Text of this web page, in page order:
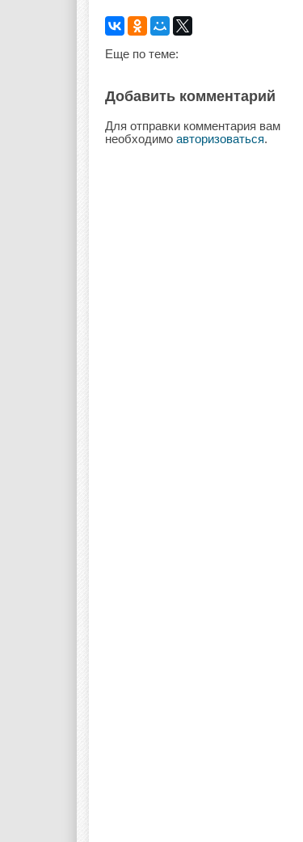
Еще по теме:
Добавить комментарий
Для отправки комментария вам
необходимо авторизоваться.